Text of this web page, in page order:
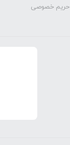
حریم خصوصی